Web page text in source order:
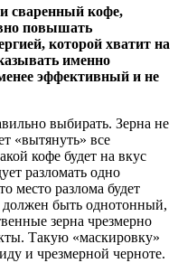
сваренный кофе,
повышать
которой хватит на
именно
эффективный и не
выбирать. Зерна не
«вытянуть» все
кофе будет на вкус
разломать одно
место разлома будет
должен быть однотонный,
зерна чрезмерно
Такую «маскировку»
и чрезмерной черноте.